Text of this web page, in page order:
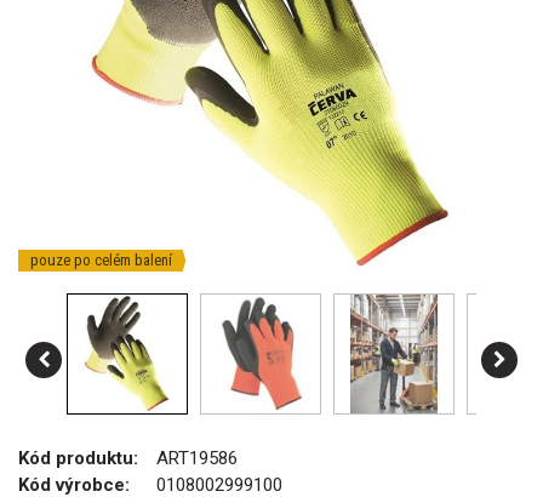
pouze po celém balení
Kód produktu:
ART19586
Kód výrobce:
0108002999100